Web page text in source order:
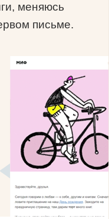
меняюсь
письме.